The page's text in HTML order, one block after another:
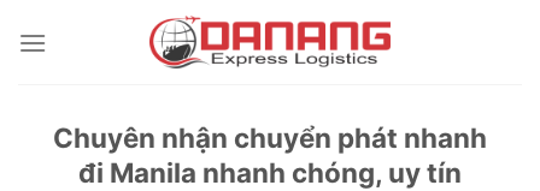
Chuyên nhận chuyển phát nhanh
đi Manila nhanh chóng, uy tín